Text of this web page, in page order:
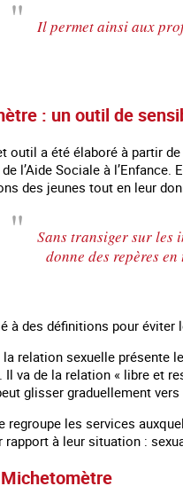
Il permet ainsi aux
: un outil de
outil a été élaboré à partir
l’Aide Sociale à
des jeunes tout en leur
Sans transiger sur les
donne des repères
à des définitions pour
la relation sexuelle présente
va de la relation « libre et
glisser graduellement
regroupe les services
rapport à leur situation :